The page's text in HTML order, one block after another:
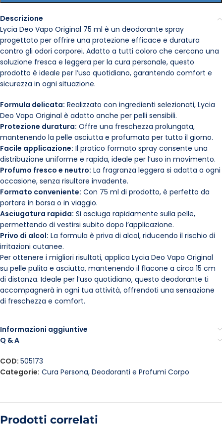
Descrizione
Lycia Deo Vapo Original 75 ml è un deodorante spray
progettato per offrire una protezione efficace e duratura
contro gli odori corporei. Adatto a tutti coloro che cercano una
soluzione fresca e leggera per la cura personale, questo
prodotto è ideale per l’uso quotidiano, garantendo comfort e
sicurezza in ogni situazione.
Formula delicata: Realizzato con ingredienti selezionati, Lycia
Deo Vapo Original è adatto anche per pelli sensibili.
Protezione duratura: Offre una freschezza prolungata,
mantenendo la pelle asciutta e profumata per tutto il giorno.
Facile applicazione: Il pratico formato spray consente una
distribuzione uniforme e rapida, ideale per l’uso in movimento.
Profumo fresco e neutro: La fragranza leggera si adatta a ogni
occasione, senza risultare invadente.
Formato conveniente: Con 75 ml di prodotto, è perfetto da
portare in borsa o in viaggio.
Asciugatura rapida: Si asciuga rapidamente sulla pelle,
permettendo di vestirsi subito dopo l’applicazione.
Privo di alcol: La formula è priva di alcol, riducendo il rischio di
irritazioni cutanee.
Per ottenere i migliori risultati, applica Lycia Deo Vapo Original
su pelle pulita e asciutta, mantenendo il flacone a circa 15 cm
di distanza. Ideale per l’uso quotidiano, questo deodorante ti
accompagnerà in ogni tua attività, offrendoti una sensazione
di freschezza e comfort.
Informazioni aggiuntive
Q & A
COD: 505173
Categorie: Cura Persona, Deodoranti e Profumi Corpo
Prodotti correlati